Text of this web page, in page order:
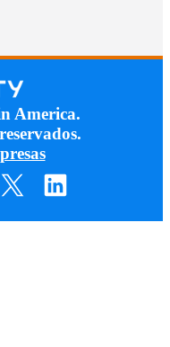
America.